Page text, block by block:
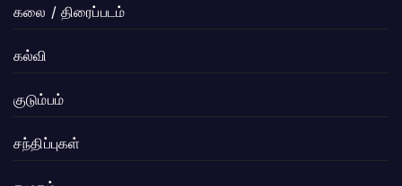
கலை / திரைப்படம்
கல்வி
குடும்பம்
சந்திப்புகள்